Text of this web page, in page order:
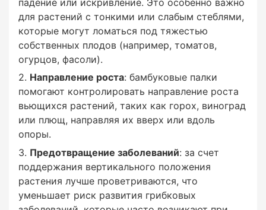
: бамбуковые опоры выглядят привлекательно
и естественно, гармонично вписываясь в
садовый ландшафт.
Бамбуковые опоры востребованы как среди
любителей-садоводов, так и среди
профессиональных фермеров благодаря их
прочности, долговечности и экологичности.
падение или искривление. Это особенно важно
для растений с тонкими или слабым стеблями,
которые могут ломаться под тяжестью
собственных плодов (например, томатов,
огурцов, фасоли).
Направление роста: бамбуковые палки
помогают контролировать направление роста
вьющихся растений, таких как горох, виноград
или плющ, направляя их вверх или вдоль
опоры.
Предотвращение заболеваний: за счет
поддержания вертикального положения
растения лучше проветриваются, что
уменьшает риск развития грибковых